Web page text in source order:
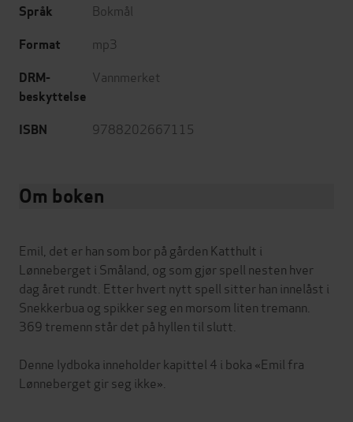
Språk Bokmål
Format mp3
DRM-
beskyttelse
Vannmerket
ISBN 9788202667115
Om boken
Emil, det er han som bor på gården Katthult i
Lønneberget i Småland, og som gjør spell nesten hver
dag året rundt. Etter hvert nytt spell sitter han innelåst i
Snekkerbua og spikker seg en morsom liten tremann.
369 tremenn står det på hyllen til slutt.
Denne lydboka inneholder kapittel 4 i boka «Emil fra
Lønneberget gir seg ikke».